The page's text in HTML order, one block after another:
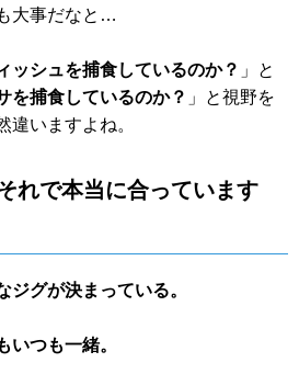
大事だなと…
ッシュを捕食しているのか？ 」と
を捕食しているのか？ 」と視野を
違いますよね。
れで本当に合っています
ジグが決まっている。
いつも一緒。